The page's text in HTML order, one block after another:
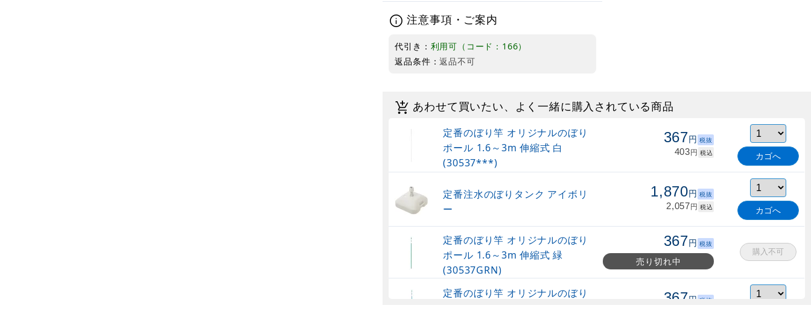
注意事項・ご案内
代引き： 利用可（コード：166）
返品条件：返品不可
あわせて買いたい、よく一緒に購入されている商品
定番のぼり竿 オリジナルのぼり
ポール 1.6～3m 伸縮式 白
(30537***)
367円 税抜
403円 税込 カゴへ
定番注水のぼりタンク アイボリ
ー
1,870円 税抜
2,057円 税込 カゴへ
定番のぼり竿 オリジナルのぼり
ポール 1.6～3m 伸縮式 緑
(30537GRN)
367円 税抜
売り切れ中
購入不可
定番のぼり竿 オリジナルのぼり
367円 税抜